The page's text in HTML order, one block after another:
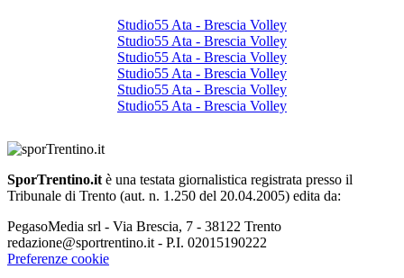
Studio55 Ata - Brescia Volley
Studio55 Ata - Brescia Volley
Studio55 Ata - Brescia Volley
Studio55 Ata - Brescia Volley
Studio55 Ata - Brescia Volley
Studio55 Ata - Brescia Volley
SporTrentino.it è una testata giornalistica registrata presso il
Tribunale di Trento (aut. n. 1.250 del 20.04.2005) edita da:
PegasoMedia srl - Via Brescia, 7 - 38122 Trento
redazione@sportrentino.it - P.I. 02015190222
Preferenze cookie